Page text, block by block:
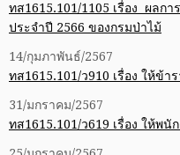
ทส1615.101/1105 เรื่อง ผลก
ประจำปี 2566 ของกรมป่าไม้
14/กุมภาพันธ์/2567
ทส1615.101/ว910 เรื่อง ให้ข้า
31/มกราคม/2567
ทส1615.101/ว619 เรื่อง ให้พ